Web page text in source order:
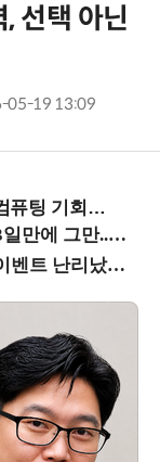
선택 아닌
05-19 13:09
! (8/28 강남역)